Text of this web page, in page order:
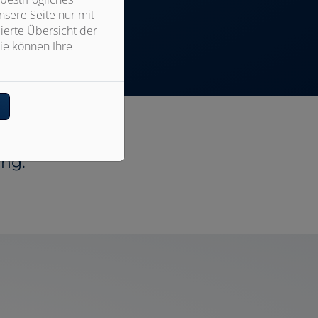
Seite nur mit
Übersicht der
können Ihre